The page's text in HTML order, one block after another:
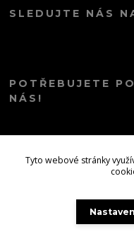
SLEDUJTE NÁS
POTŘEBUJETE
NÁS!
Tyto webové stránky